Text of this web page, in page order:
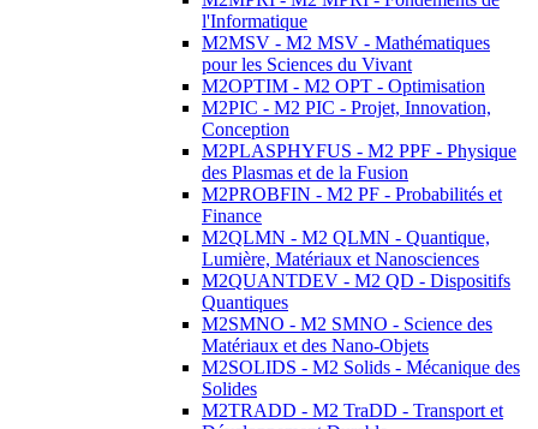
l'Informatique
M2MSV - M2 MSV - Mathématiques
pour les Sciences du Vivant
M2OPTIM - M2 OPT - Optimisation
M2PIC - M2 PIC - Projet, Innovation,
Conception
M2PLASPHYFUS - M2 PPF - Physique
des Plasmas et de la Fusion
M2PROBFIN - M2 PF - Probabilités et
Finance
M2QLMN - M2 QLMN - Quantique,
Lumière, Matériaux et Nanosciences
M2QUANTDEV - M2 QD - Dispositifs
Quantiques
M2SMNO - M2 SMNO - Science des
Matériaux et des Nano-Objets
M2SOLIDS - M2 Solids - Mécanique des
Solides
M2TRADD - M2 TraDD - Transport et